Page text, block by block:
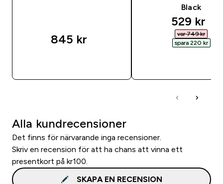
845 kr‎
Black
529 kr‎
var 749 kr‎
spara 220 kr‎
Alla kundrecensioner
Det finns för närvarande inga recensioner.
Skriv en recension för att ha chans att vinna ett
presentkort på kr100.
SKAPA EN RECENSION